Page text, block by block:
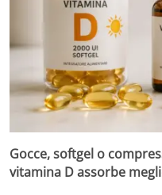
Gocce, softgel o
vitamina D assorbe